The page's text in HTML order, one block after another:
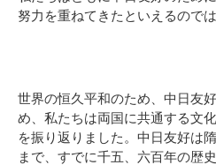
努力を重ねてきたといえるので
世界の恒久平和のため、中日友
め、私たちは両国に共通する文
を振り返りました。中日友好は
まで、すでに千五、六百年の歴